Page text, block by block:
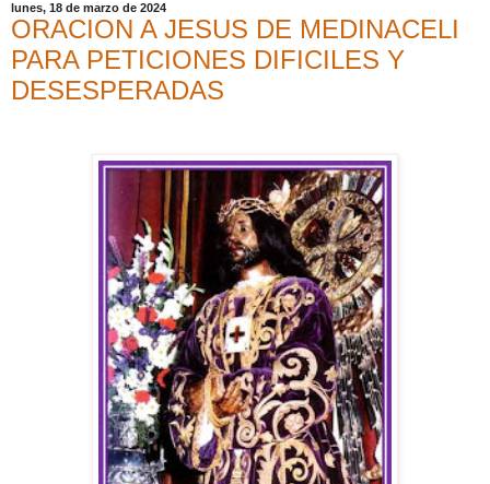
lunes, 18 de marzo de 2024
ORACION A JESUS DE MEDINACELI
PARA PETICIONES DIFICILES Y
DESESPERADAS